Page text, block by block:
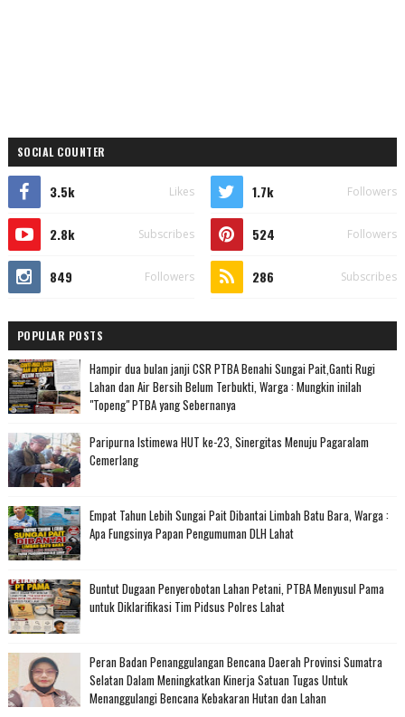
SOCIAL COUNTER
3.5k Likes 1.7k Followers
2.8k Subscribes 524 Followers
849 Followers 286 Subscribes
POPULAR POSTS
Hampir dua bulan janji CSR PTBA Benahi Sungai Pait,Ganti Rugi
Lahan dan Air Bersih Belum Terbukti, Warga : Mungkin inilah
"Topeng" PTBA yang Sebernanya
Paripurna Istimewa HUT ke-23, Sinergitas Menuju Pagaralam
Cemerlang
Empat Tahun Lebih Sungai Pait Dibantai Limbah Batu Bara, Warga :
Apa Fungsinya Papan Pengumuman DLH Lahat
Buntut Dugaan Penyerobotan Lahan Petani, PTBA Menyusul Pama
untuk Diklarifikasi Tim Pidsus Polres Lahat
Peran Badan Penanggulangan Bencana Daerah Provinsi Sumatra
Selatan Dalam Meningkatkan Kinerja Satuan Tugas Untuk
Menanggulangi Bencana Kebakaran Hutan dan Lahan